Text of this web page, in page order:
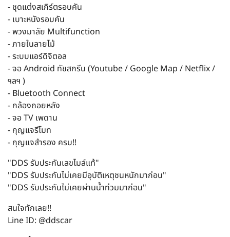
- ชุดแต่งสเกิร์ตรอบคัน
- เบาะหนังรอบคัน
- พวงมาลัย Multifunction
- ภายในลายไม้
- ระบบแอร์ดิจิตอล
- จอ Android ทัชสกรีน (Youtube / Google Map / Netflix /
ฯลฯ )
- Bluetooth Connect
- กล้องถอยหลัง
- จอ TV เพดาน
- กุญแจรีโมท
- กุญแจสำรอง ครบ!!
"DDS รับประกันเลขไมล์แท้"
"DDS รับประกันไม่เคยมีอุบัติเหตุชนหนักมาก่อน"
"DDS รับประกันไม่เคยผ่านน้ำท่วมมาก่อน"
สนใจทักเลย!!
Line ID: @ddscar